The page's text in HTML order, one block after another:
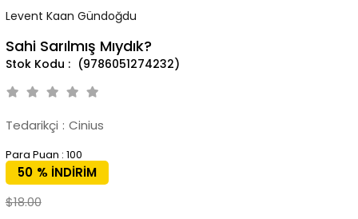
Levent Kaan Gündoğdu
Sahi Sarılmış Mıydık?
(9786051274232)
Tedarikçi : Cinius
Para Puan : 100
%
50
İNDIRIM
$18.00